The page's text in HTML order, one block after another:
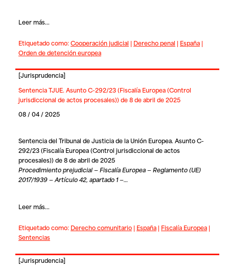
Leer más...
Etiquetado como:Cooperación judicial | Derecho penal | España|
Orden de detención europea
[Jurisprudencia]
Sentencia TJUE. Asunto C-292/23 (Fiscalía Europea (Control
jurisdiccional de actos procesales)) de 8 de abril de 2025
08 / 04 / 2025
Sentencia del Tribunal de Justicia de la Unión Europea. Asunto C-
292/23 (Fiscalía Europea (Control jurisdiccional de actos
procesales)) de 8 de abril de 2025
Procedimiento prejudicial — Fiscalía Europea — Reglamento (UE)
2017/1939 — Artículo 42, apartado 1 —…
Leer más...
Etiquetado como: Derecho comunitario| España| Fiscalía Europea|
Sentencias
[Jurisprudencia]